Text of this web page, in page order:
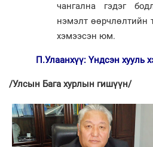
чангална гэдэг
нэмэлт өөрчлөлтийн
хэмээсэн юм.
П.Улаанхүү: Үндсэн хууль
/Улсын Бага хурлын гишүүн/